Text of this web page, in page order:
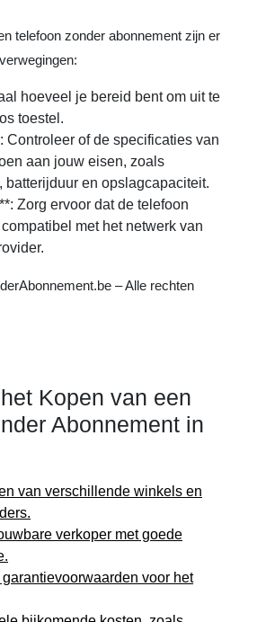
telefoon zonder abonnement zijn er
hoeveel je bereid bent om uit te
toestel.
Controleer of de specificaties van
aan jouw eisen, zoals
batterijduur en opslagcapaciteit.
Zorg ervoor dat de telefoon
met het netwerk van
Kopen van een
Abonnement in
van verschillende winkels en
verkoper met goede
voor het